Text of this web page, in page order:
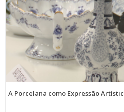
A Porcelana como Expressão